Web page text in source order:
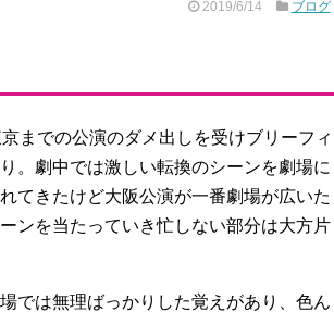
2019/6/14 ブログ
までの公演のダメ出しを受けブリーフィ
。劇中では激しい転換のシーンを劇場に
てきたけど大阪公演が一番劇場が広いた
ンを当たっていき忙しない部分は大方片
では無理ばっかりした覚えがあり、色ん